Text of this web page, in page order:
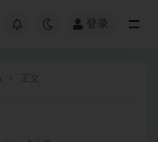
登录